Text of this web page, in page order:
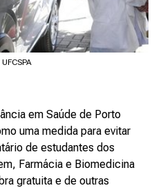
em Saúde de Porto
uma medida para evitar
de estudantes dos
Farmácia e Biomedicina
gratuita e de outras